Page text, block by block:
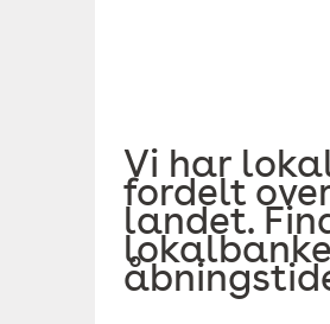
Vi har
fordelt
landet.